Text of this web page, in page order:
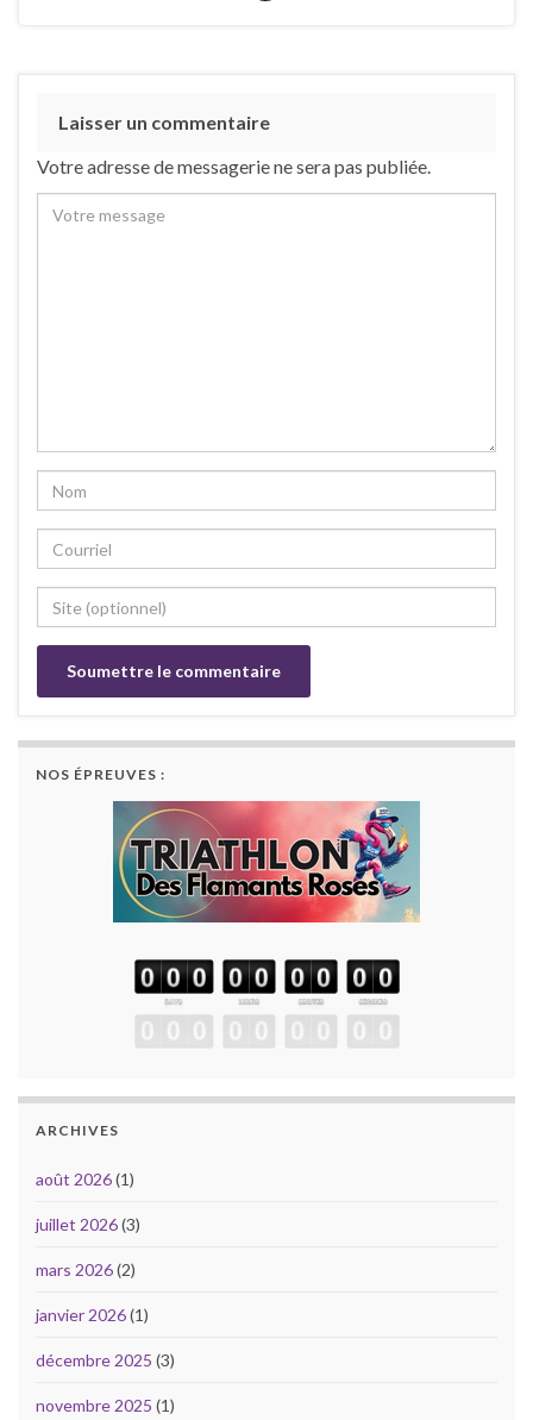
Laisser un commentaire
Votre adresse de messagerie ne sera pas publiée.
NOS ÉPREUVES :
ARCHIVES
août 2026(1)
juillet 2026(3)
mars 2026(2)
janvier 2026(1)
décembre 2025 (3)
novembre 2025 (1)